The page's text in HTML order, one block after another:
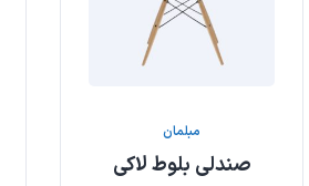
مبلمان
صندلی بلوط لاکی